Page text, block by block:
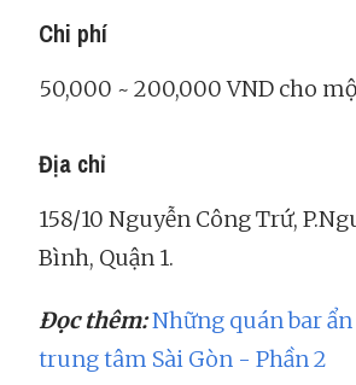
Chi phí
50,000 ~ 200,000 VND cho
Địa chỉ
158/10 Nguyễn Công Trứ,
Bình, Quận 1.
Đọc thêm:Những quán bar
trung tâm Sài Gòn - Phần 2